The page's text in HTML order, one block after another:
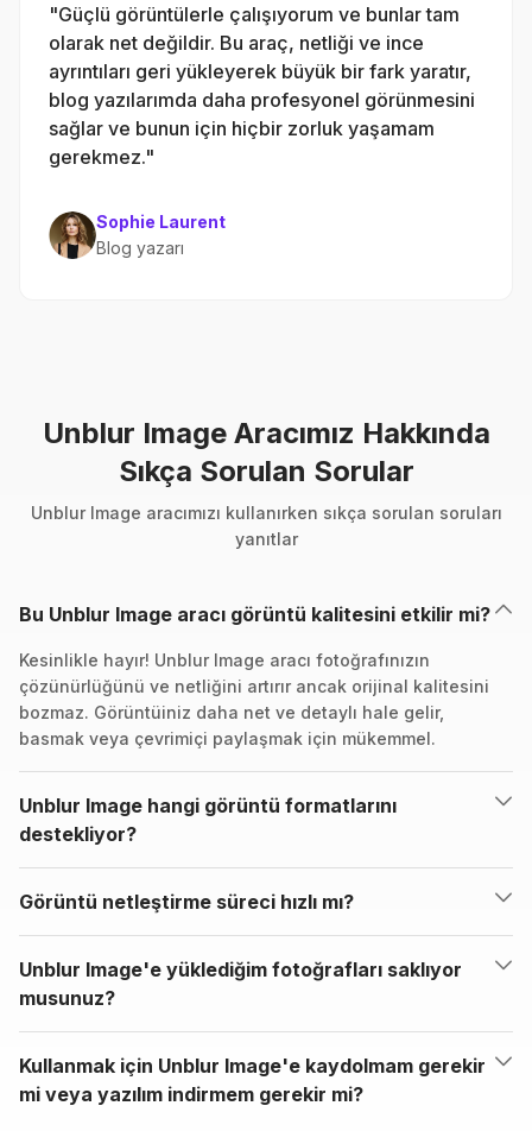
"Güçlü görüntülerle çalışıyorum ve bunlar tam
olarak net değildir. Bu araç, netliği ve ince
ayrıntıları geri yükleyerek büyük bir fark yaratır,
blog yazılarımda daha profesyonel görünmesini
sağlar ve bunun için hiçbir zorluk yaşamam
gerekmez."
Sophie Laurent
Blog yazarı
Unblur Image Aracımız Hakkında
Sıkça Sorulan Sorular
Unblur Image aracımızı kullanırken sıkça sorulan soruları
yanıtlar
Bu Unblur Image aracı görüntü kalitesini etkilir mi?
Kesinlikle hayır! Unblur Image aracı fotoğrafınızın
çözünürlüğünü ve netliğini artırır ancak orijinal kalitesini
bozmaz. Görüntüiniz daha net ve detaylı hale gelir,
basmak veya çevrimiçi paylaşmak için mükemmel.
Unblur Image hangi görüntü formatlarını
destekliyor?
Görüntü netleştirme süreci hızlı mı?
Unblur Image'e yüklediğim fotoğrafları saklıyor
musunuz?
Kullanmak için Unblur Image'e kaydolmam gerekir
mi veya yazılım indirmem gerekir mi?